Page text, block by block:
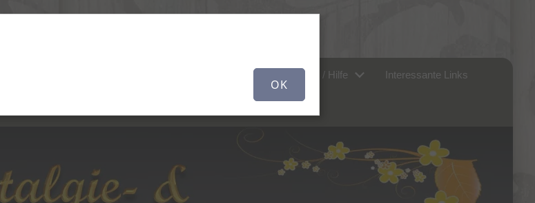
Über uns... FAQ / Hilfe Interessante Links
OK